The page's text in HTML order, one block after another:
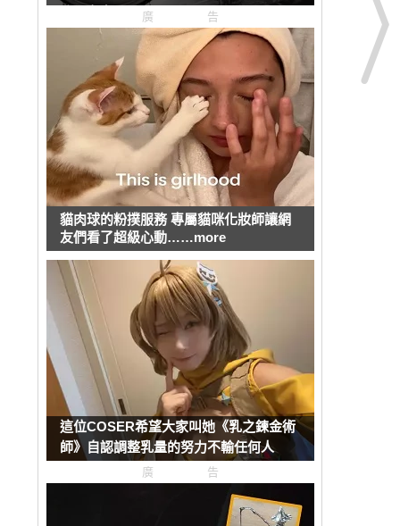
廣告
貓肉球的粉撲服務 專屬貓咪化妝師讓網
友們看了超級心動……more
這位COSER希望大家叫她《乳之鍊金術
師》自認調整乳量的努力不輸任何人
廣告